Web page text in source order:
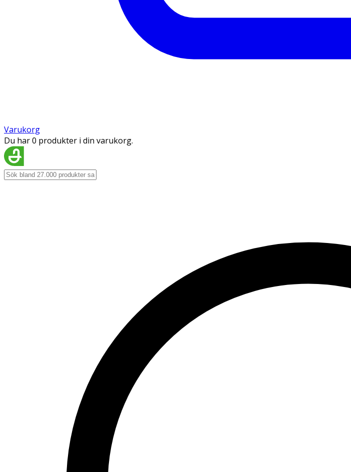
Varukorg
Du har 0 produkter i din varukorg.